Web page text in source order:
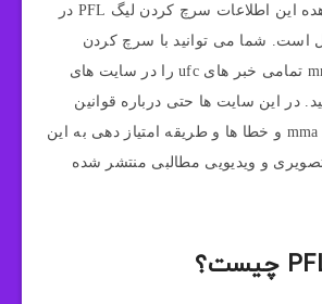
ساده تر برای مشاهده این اطلاعات سرچ کردن لیگ PFL در
است. شما می توانید با سرچ کردن
دانلود مسابقات mma تمامی خبر های ufc را در سایت های
در این سایت ها حتی درباره قوانین
mma، اسم حرکات mma و خطا ها و طریقه امتیاز دهی به این
و ویدیویی مطالبی منتشر شده